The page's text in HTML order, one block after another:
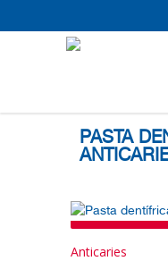
PASTA
Anticaries